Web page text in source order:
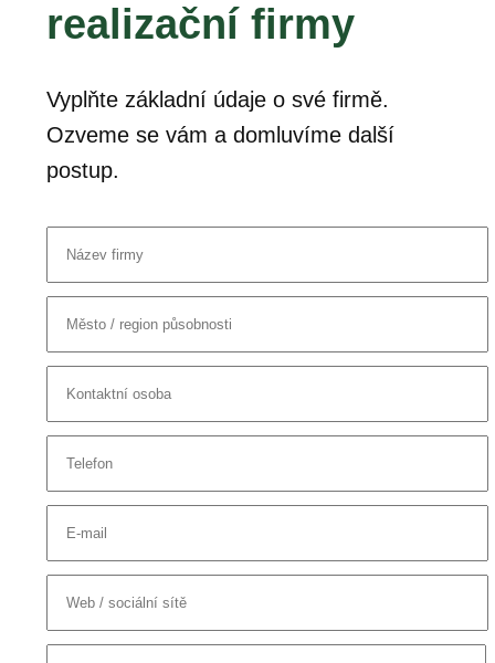
realizační firmy
Vyplňte základní údaje o své firmě.
Ozveme se vám a domluvíme další
postup.